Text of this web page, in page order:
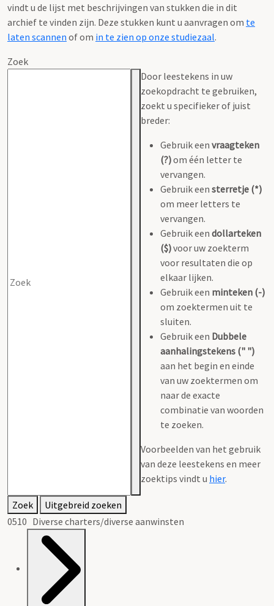
vindt u de lijst met beschrijvingen van stukken die in dit
archief te vinden zijn. Deze stukken kunt u aanvragen om te
laten scannen of om in te zien op onze studiezaal.
Zoek
Door leestekens in uw
zoekopdracht te gebruiken,
zoekt u specifieker of juist
breder:
Gebruik een vraagteken
(?)om één letter te
vervangen.
Gebruik een sterretje (*)
om meer letters te
vervangen.
Gebruik een dollarteken
($)voor uw zoekterm
voor resultaten die op
elkaar lijken.
Gebruik een minteken (-)
om zoektermen uit te
sluiten.
Gebruik een Dubbele
aanhalingstekens (" ")
aan het begin en einde
van uw zoektermen om
naar de exacte
combinatie van woorden
te zoeken.
Voorbeelden van het gebruik
van deze leestekens en meer
zoektips vindt u hier.
Zoek
Uitgebreid zoeken
0510 Diverse charters/diverse aanwinsten